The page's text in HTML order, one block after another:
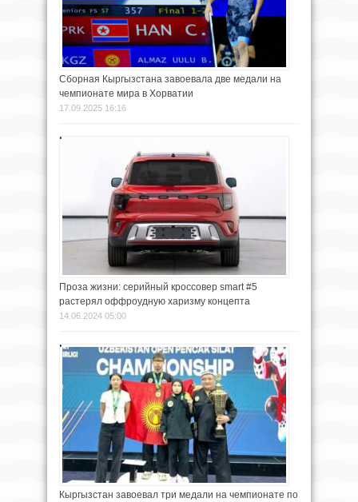
Сборная Кыргызстана завоевала две медали на
чемпионате мира в Хорватии
17.09.2025 16:16
Проза жизни: серийный кроссовер smart #5
растерял оффроудную харизму концепта
14.06.2024 05:00
Кыргызстан завоевал три медали на чемпионате по